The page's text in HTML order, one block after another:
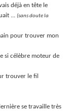
déjà en tête le
... (sans doute la
pour trouver mon
si célèbre moteur de
trouver le fil
se travaille très